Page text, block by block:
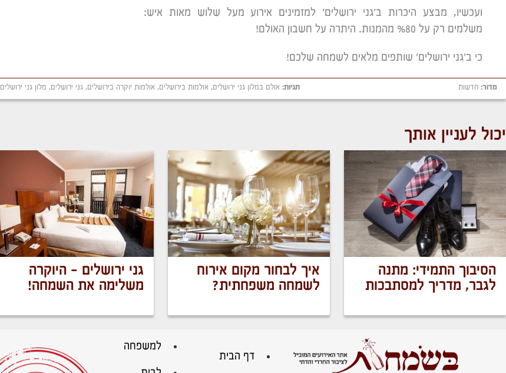
ועכשיו, מבצע היכרות ב'גני ירושלים' למזמינים אירוע מעל שלוש מאות איש:
משלמים רק על %80 מהמנות. היתרה על חשבון האולם!
כי ב'גני ירושלים' שותפים מלאים לשמחה שלכם!
תגיות: אולם במלון גני ירושלים, אולמות בירושלים, אולמות יוקרה בירושלים, גני ירושלים, מלון גני ירושלים מדור: חדשות
יכול לעניין אותך
הסיבוך התמידי: מתנה
לגבר, מדריך למסתבכות
איך לבחור מקום אירוח
לשמחה משפחתית?
גני ירושלים – היוקרה
משלימה את השמחה!
דף הבית
למשפחה